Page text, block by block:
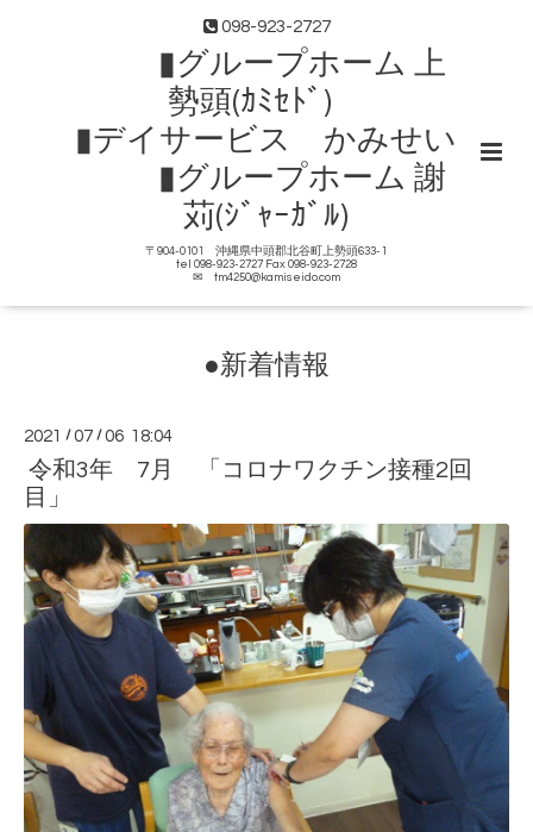
098-923-2727
▮グループホーム 上
勢頭(ｶﾐｾﾄﾞ)
▮デイサービス かみせい
▮グループホーム 謝
苅(ｼﾞｬｰｶﾞﾙ)
〒904-0101 沖縄県中頭郡北谷町上勢頭633-1
tel 098-923-2727 Fax 098-923-2728
✉ tm4250@kamiseido.com
●新着情報
2021 /07 /06 18:04
令和3年 7月 「コロナワクチン接種2回
目」